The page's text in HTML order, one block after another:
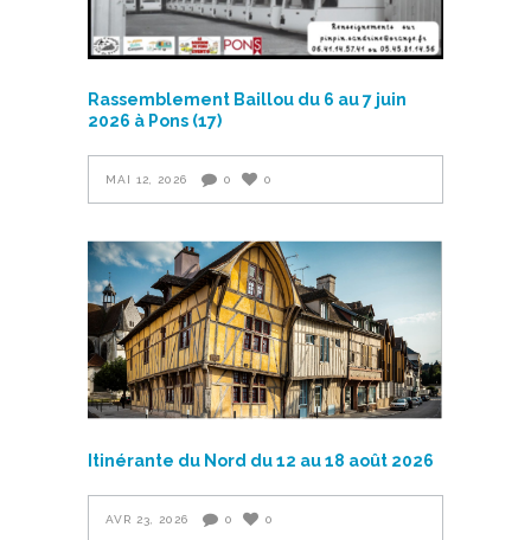
Rassemblement Baillou du 6 au 7 juin
2026 à Pons (17)
MAI 12, 2026 0 0
Itinérante du Nord du 12 au 18 août 2026
AVR 23, 2026 0 0